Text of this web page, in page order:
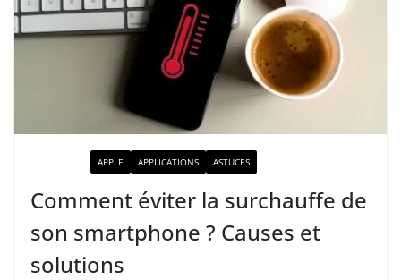
APPLE APPLICATIONS ASTUCES
Comment éviter la surchauffe de
son smartphone ? Causes et
solutions